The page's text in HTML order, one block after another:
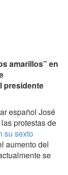
amarillos” en
presidente
español José
protestas de
su sexto
aumento del
se